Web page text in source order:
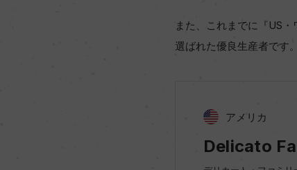
また、これまでに『US
選ばれた優良生産者です。
アメリカ
Delicato